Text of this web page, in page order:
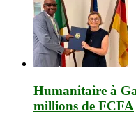
Humanitaire à
millions de FCFA